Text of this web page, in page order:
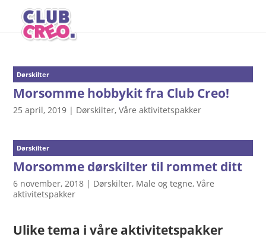
Dørskilter
Morsomme hobbykit fra Club Creo!
25 april, 2019 | Dørskilter,Våre aktivitetspakker
Dørskilter
Morsomme dørskilter til rommet ditt
6 november, 2018 | Dørskilter, Male og tegne,Våre
aktivitetspakker
Ulike tema i våre aktivitetspakker